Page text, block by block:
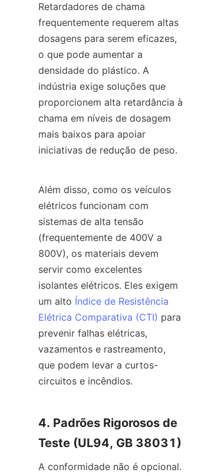
Retardadores de chama
frequentemente requerem altas
dosagens para serem eficazes,
o que pode aumentar a
densidade do plástico. A
indústria exige soluções que
proporcionem alta retardância à
chama em níveis de dosagem
mais baixos para apoiar
iniciativas de redução de peso.
Além disso, como os veículos
elétricos funcionam com
sistemas de alta tensão
(frequentemente de 400V a
800V), os materiais devem
servir como excelentes
isolantes elétricos. Eles exigem
um alto Índice de Resistência
Elétrica Comparativa (CTI) para
prevenir falhas elétricas,
vazamentos e rastreamento,
que podem levar a curtos-
circuitos e incêndios.
4. Padrões Rigorosos de
Teste (UL94, GB 38031)
A conformidade não é opcional.